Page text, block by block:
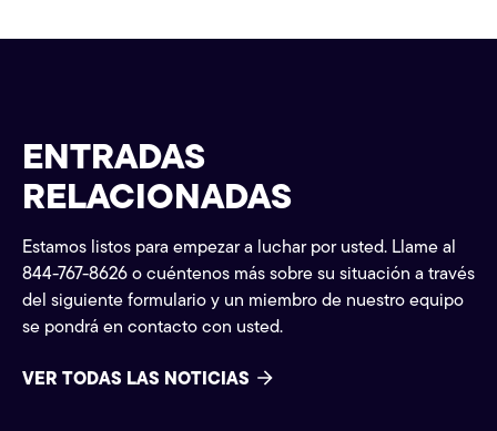
ENTRADAS
RELACIONADAS
Estamos listos para empezar a luchar por usted. Llame al
844-767-8626 o cuéntenos más sobre su situación a través
del siguiente formulario y un miembro de nuestro equipo
se pondrá en contacto con usted.
VER TODAS LAS NOTICIAS